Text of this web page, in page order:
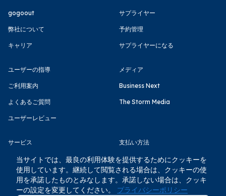
gogoout
弊社について
キャリア
サプライヤー
予約管理
サプライヤーになる
ユーザーの指導
ご利用案内
よくあるご質問
ユーザーレビュー
メディア
Business Next
The Storm Media
サービス
利用規約
プライバシーポリシー
支払い方法
当サイトでは、最良の利用体験を提供するためにクッキーを
使用しています。継続して閲覧される場合は、クッキーの使
用を承諾したものとみなします。承諾しない場合は、クッキ
ーの設定を変更してください。 プライバシーポリシー